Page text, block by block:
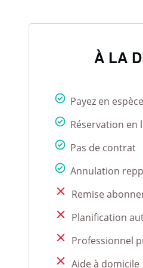
À LA
Payez en
Réservation en
Pas de contrat
Annulation
Remise
Planification
Professionnel
Aide à domicile